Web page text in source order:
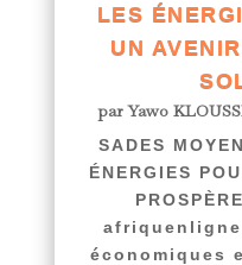
LES
UN
parYawo
SADES
ÉNERGIES
économiques